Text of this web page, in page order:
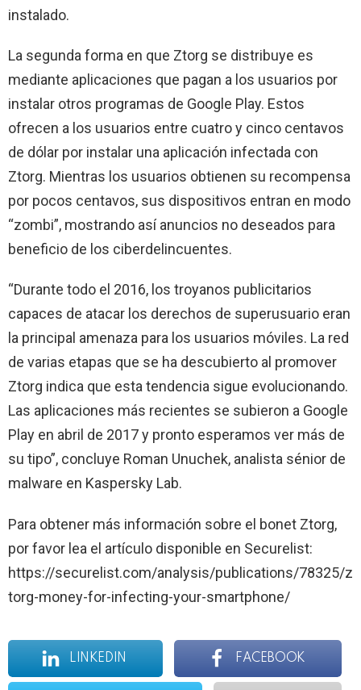
instalado.
La segunda forma en que Ztorg se distribuye es
mediante aplicaciones que pagan a los usuarios por
instalar otros programas de Google Play. Estos
ofrecen a los usuarios entre cuatro y cinco centavos
de dólar por instalar una aplicación infectada con
Ztorg. Mientras los usuarios obtienen su recompensa
por pocos centavos, sus dispositivos entran en modo
“zombi”, mostrando así anuncios no deseados para
beneficio de los ciberdelincuentes.
“Durante todo el 2016, los troyanos publicitarios
capaces de atacar los derechos de superusuario eran
la principal amenaza para los usuarios móviles. La red
de varias etapas que se ha descubierto al promover
Ztorg indica que esta tendencia sigue evolucionando.
Las aplicaciones más recientes se subieron a Google
Play en abril de 2017 y pronto esperamos ver más de
su tipo”, concluye Roman Unuchek, analista sénior de
malware en Kaspersky Lab.
Para obtener más información sobre el bonet Ztorg,
por favor lea el artículo disponible en Securelist:
https://securelist.com/analysis/publications/78325/z
torg-money-for-infecting-your-smartphone/
LINKEDIN FACEBOOK